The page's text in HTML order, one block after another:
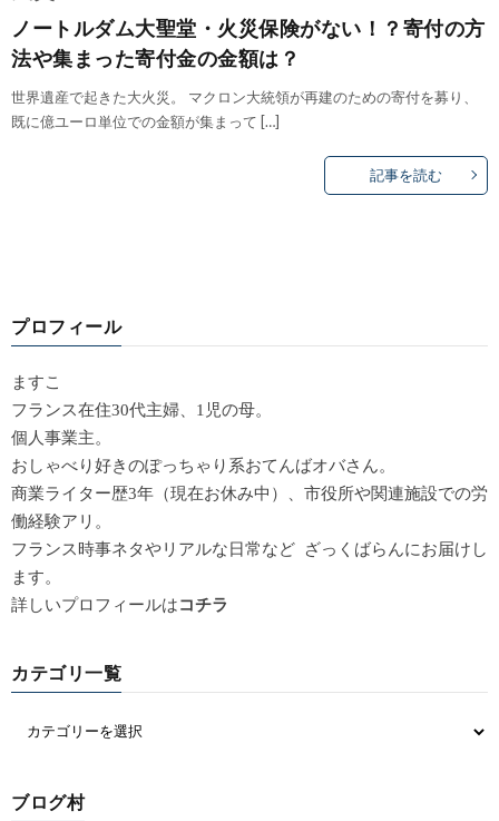
ノートルダム大聖堂・火災保険がない！？寄付の方
法や集まった寄付金の金額は？
世界遺産で起きた大火災。 マクロン大統領が再建のための寄付を募り、
既に億ユーロ単位での金額が集まって […]
記事を読む
プロフィール
ますこ
フランス在住30代主婦、1児の母。
個人事業主。
おしゃべり好きのぽっちゃり系おてんばオバさん。
商業ライター歴3年（現在お休み中）、市役所や関連施設での労
働経験アリ。
フランス時事ネタやリアルな日常など ざっくばらんにお届けし
ます。
詳しいプロフィールはコチラ
カテゴリ一覧
ブログ村